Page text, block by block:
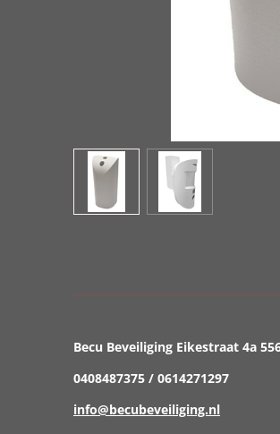
Becu Beveiliging Eikestraat 4a
0408487375 / 0614271297
info@becubeveiliging.nl